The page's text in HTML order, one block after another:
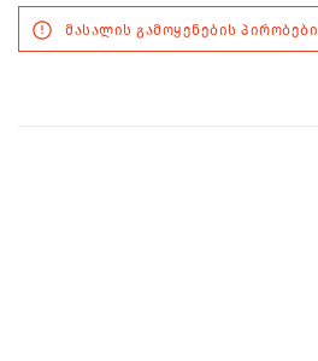
მასალის გამოყენების პირობები